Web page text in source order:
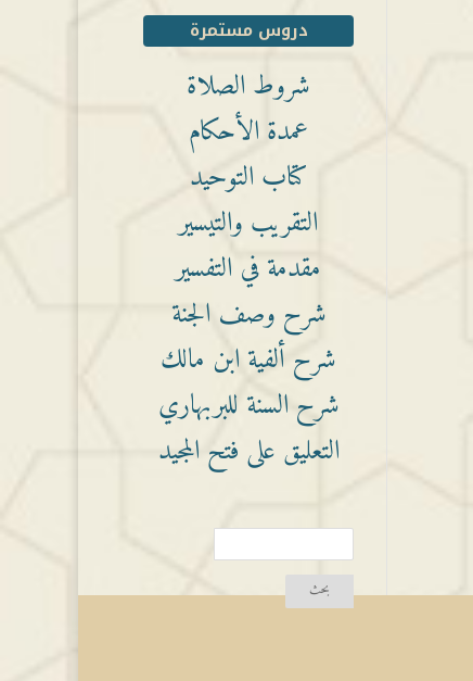
دروس مستمرة
شروط الصلاة
عمدة الأحكام
كتاب التوحيد
التقريب والتيسير
مقدمة في التفسير
شرح وصف الجنة
شرح ألفية ابن مالك
شرح السنة للبربهاري
التعليق على فتح المجيد